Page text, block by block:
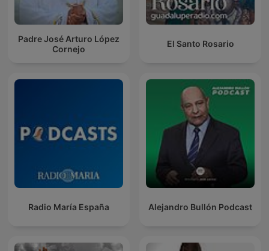
Padre José Arturo López
Cornejo
El Santo Rosario
Radio María España Alejandro Bullón Podcast